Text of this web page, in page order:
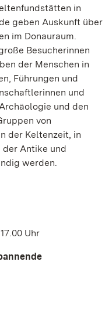
in
geben Auskunft über
im Donauraum.
Besucherinnen
der Menschen in
Führungen und
und
und den
von
der Keltenzeit, in
der Antike und
werden.
Uhr